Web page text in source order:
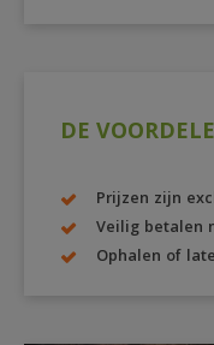
DE
Prijzen zijn
Veilig betalen
Ophalen of